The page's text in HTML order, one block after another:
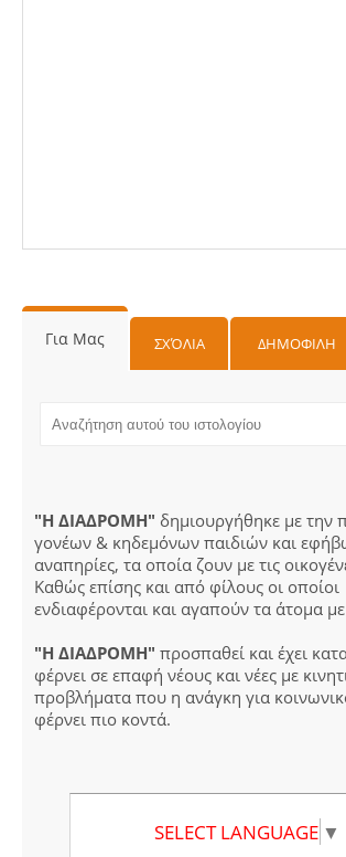
Για Μας ΣΧΌΛΙΑ ΔΗΜΟΦΙΛΗ
"Η ΔΙΑΔΡΟΜΗ" δημιουργήθηκε με την
γονέων & κηδεμόνων παιδιών και
αναπηρίες, τα οποία ζουν με τις
Καθώς επίσης και από φίλους οι οποίοι
ενδιαφέρονται και αγαπούν τα άτομα
"Η ΔΙΑΔΡΟΜΗ" προσπαθεί και έχει
φέρνει σε επαφή νέους και νέες με
προβλήματα που η ανάγκη για
φέρνει πιο κοντά.
SELECT LANGUAGE ▼